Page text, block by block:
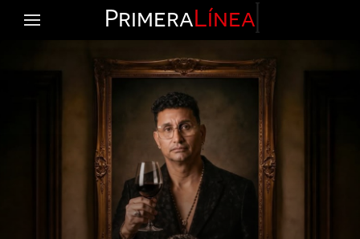
PrimeraLínea